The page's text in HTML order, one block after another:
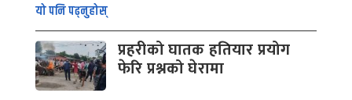
यो पनि पढ्नुहोस्
प्रहरीको घातक हतियार प्रयोग
फेरि प्रश्नको घेरामा